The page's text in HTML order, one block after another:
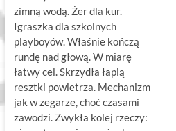
zimną wodą. Żer dla kur.
Igraszka dla szkolnych
playboyów. Właśnie kończą
rundę nad głową. W miarę
łatwy cel. Skrzydła łapią
resztki powietrza. Mechanizm
jak w zegarze, choć czasami
zawodzi. Zwykła kolej rzeczy: